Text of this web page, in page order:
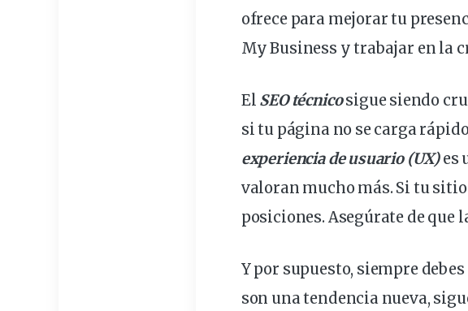
ofrece para mejorar tu
My Business y trabajar en la
El SEO técnicosigue siendo
si tu página no se carga
experiencia deusuario(UX)es
valoran mucho más. Si tu
posiciones. Asegúrate de que
Y por supuesto, siempre
son una tendencia nueva,